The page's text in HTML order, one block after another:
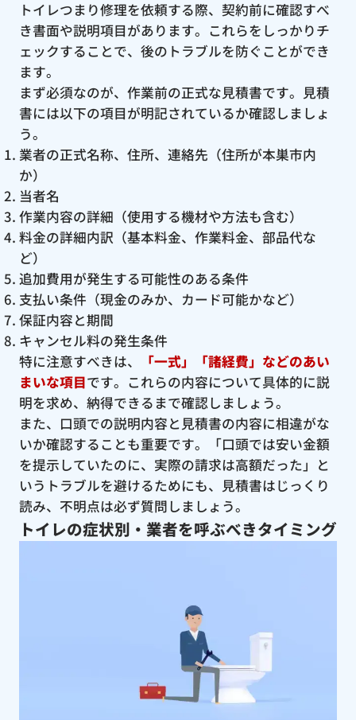
トイレつまり修理を依頼する際、契約前に確認すべ
き書面や説明項目があります。これらをしっかりチ
ェックすることで、後のトラブルを防ぐことができ
ます。
まず必須なのが、作業前の正式な見積書です。見積
書には以下の項目が明記されているか確認しましょ
う。
業者の正式名称、住所、連絡先（住所が本巣市内
か）
当者名
作業内容の詳細（使用する機材や方法も含む）
料金の詳細内訳（基本料金、作業料金、部品代な
ど）
追加費用が発生する可能性のある条件
支払い条件（現金のみか、カード可能かなど）
保証内容と期間
キャンセル料の発生条件
特に注意すべきは、
「一式」「諸経費」などのあい
まいな項目です。これらの内容について具体的に説
明を求め、納得できるまで確認しましょう。
また、口頭での説明内容と見積書の内容に相違がな
いか確認することも重要です。「口頭では安い金額
を提示していたのに、実際の請求は高額だった」と
いうトラブルを避けるためにも、見積書はじっくり
読み、不明点は必ず質問しましょう。
トイレの症状別・業者を呼ぶべきタイミング